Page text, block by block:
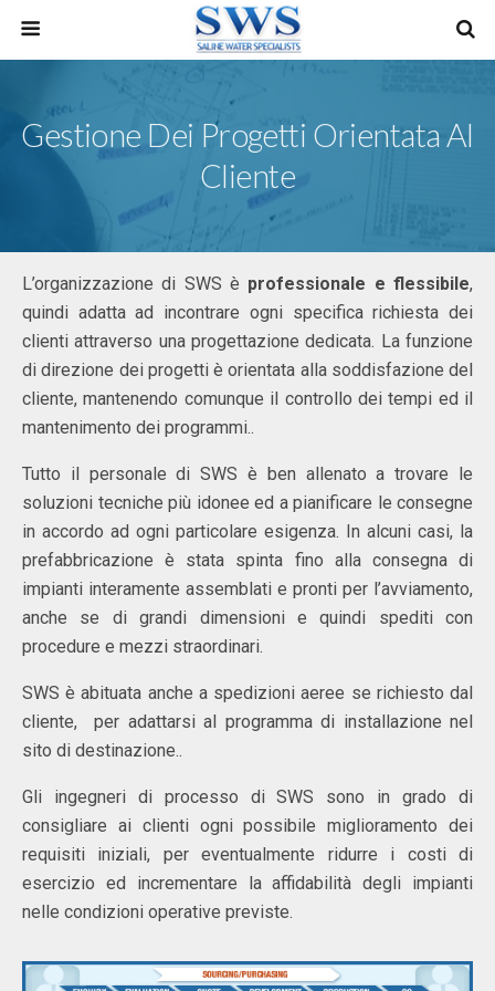
Gestione Dei Progetti Orientata Al
Cliente
L’organizzazione di SWS è professionale e flessibile,
quindi adatta ad incontrare ogni specifica richiesta dei
clienti attraverso una progettazione dedicata. La funzione
di direzione dei progetti è orientata alla soddisfazione del
cliente, mantenendo comunque il controllo dei tempi ed il
mantenimento dei programmi..
Tutto il personale di SWS è ben allenato a trovare le
soluzioni tecniche più idonee ed a pianificare le consegne
in accordo ad ogni particolare esigenza. In alcuni casi, la
prefabbricazione è stata spinta fino alla consegna di
impianti interamente assemblati e pronti per l’avviamento,
anche se di grandi dimensioni e quindi spediti con
procedure e mezzi straordinari.
SWS è abituata anche a spedizioni aeree se richiesto dal
cliente, per adattarsi al programma di installazione nel
sito di destinazione..
Gli ingegneri di processo di SWS sono in grado di
consigliare ai clienti ogni possibile miglioramento dei
requisiti iniziali, per eventualmente ridurre i costi di
esercizio ed incrementare la affidabilità degli impianti
nelle condizioni operative previste.